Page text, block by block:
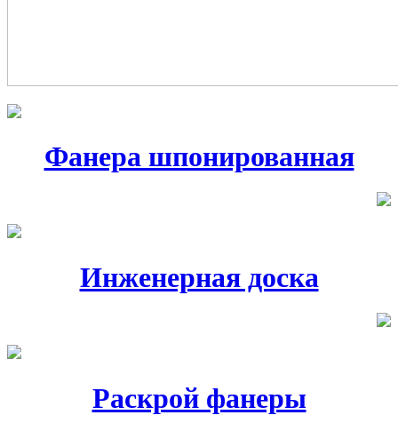
Фанера шпонированная
Инженерная доска
Раскрой фанеры